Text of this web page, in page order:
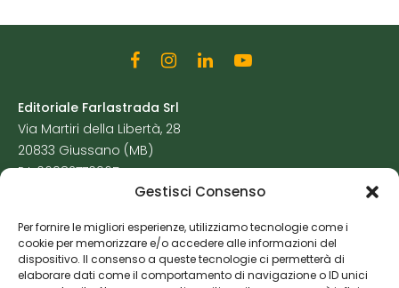
Gestisci Consenso
Per fornire le migliori esperienze, utilizziamo tecnologie come i
cookie per memorizzare e/o accedere alle informazioni del
dispositivo. Il consenso a queste tecnologie ci permetterà di
elaborare dati come il comportamento di navigazione o ID unici
Editoriale Farlastrada Srl
Via Martiri della Libertà, 28
20833 Giussano (MB)
P.I. 06982770965
Cookie Policy
Risorse Aggiuntive